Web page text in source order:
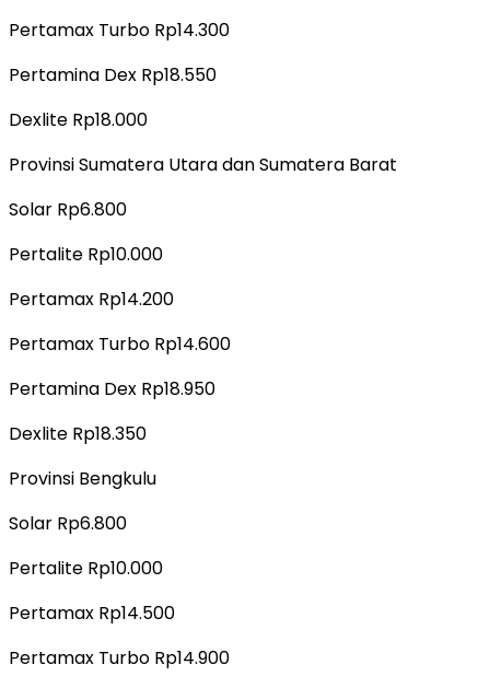
Pertamax Turbo Rp14.300
Pertamina Dex Rp18.550
Dexlite Rp18.000
Provinsi Sumatera Utara dan Sumatera Barat
Solar Rp6.800
Pertalite Rp10.000
Pertamax Rp14.200
Pertamax Turbo Rp14.600
Pertamina Dex Rp18.950
Dexlite Rp18.350
Provinsi Bengkulu
Solar Rp6.800
Pertalite Rp10.000
Pertamax Rp14.500
Pertamax Turbo Rp14.900